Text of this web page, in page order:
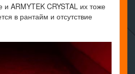
ARMYTEK CRYSTAL их тоже
в рантайм и отсутствие